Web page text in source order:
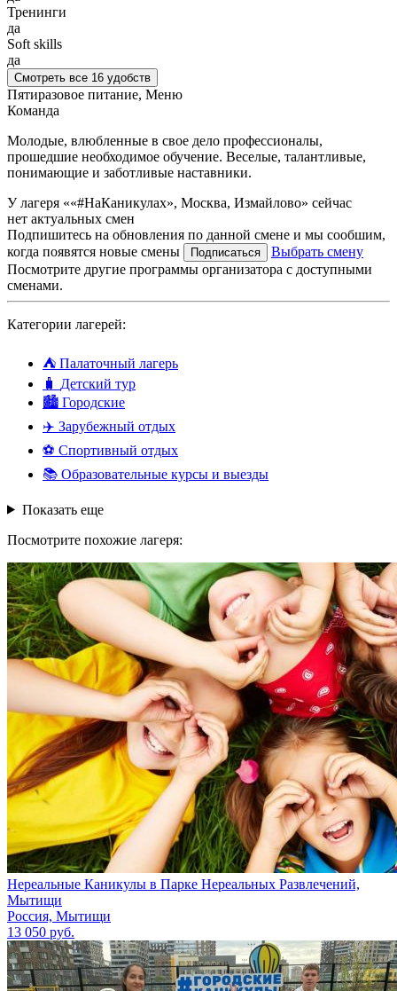
Тренинги
да
Soft skills
да
Смотреть все 16 удобств
Пятиразовое питание, Меню
Команда
Молодые, влюбленные в свое дело профессионалы,
прошедшие необходимое обучение. Веселые, талантливые,
понимающие и заботливые наставники.
У лагеря ««#НаКаникулах», Москва, Измайлово» сейчас
нет актуальных смен
Подпишитесь на обновления по данной смене и мы сообшим,
когда появятся новые смены
Подписаться
Выбрать смену
Посмотрите другие программы организатора с доступными
сменами.
Категории лагерей:
⛺ Палаточный лагерь
🧳 Детский тур
🏙️ Городские
✈️ Зарубежный отдых
⚽ Спортивный отдых
📚 Образовательные курсы и выезды
Показать еще
Посмотрите похожие лагеря:
Нереальные Каникулы в Парке Нереальных Развлечений,
Мытищи
Россия, Мытищи
13 050 руб.